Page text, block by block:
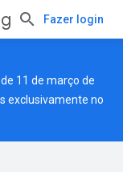
Fazer login
de 11 de março de
exclusivamente no